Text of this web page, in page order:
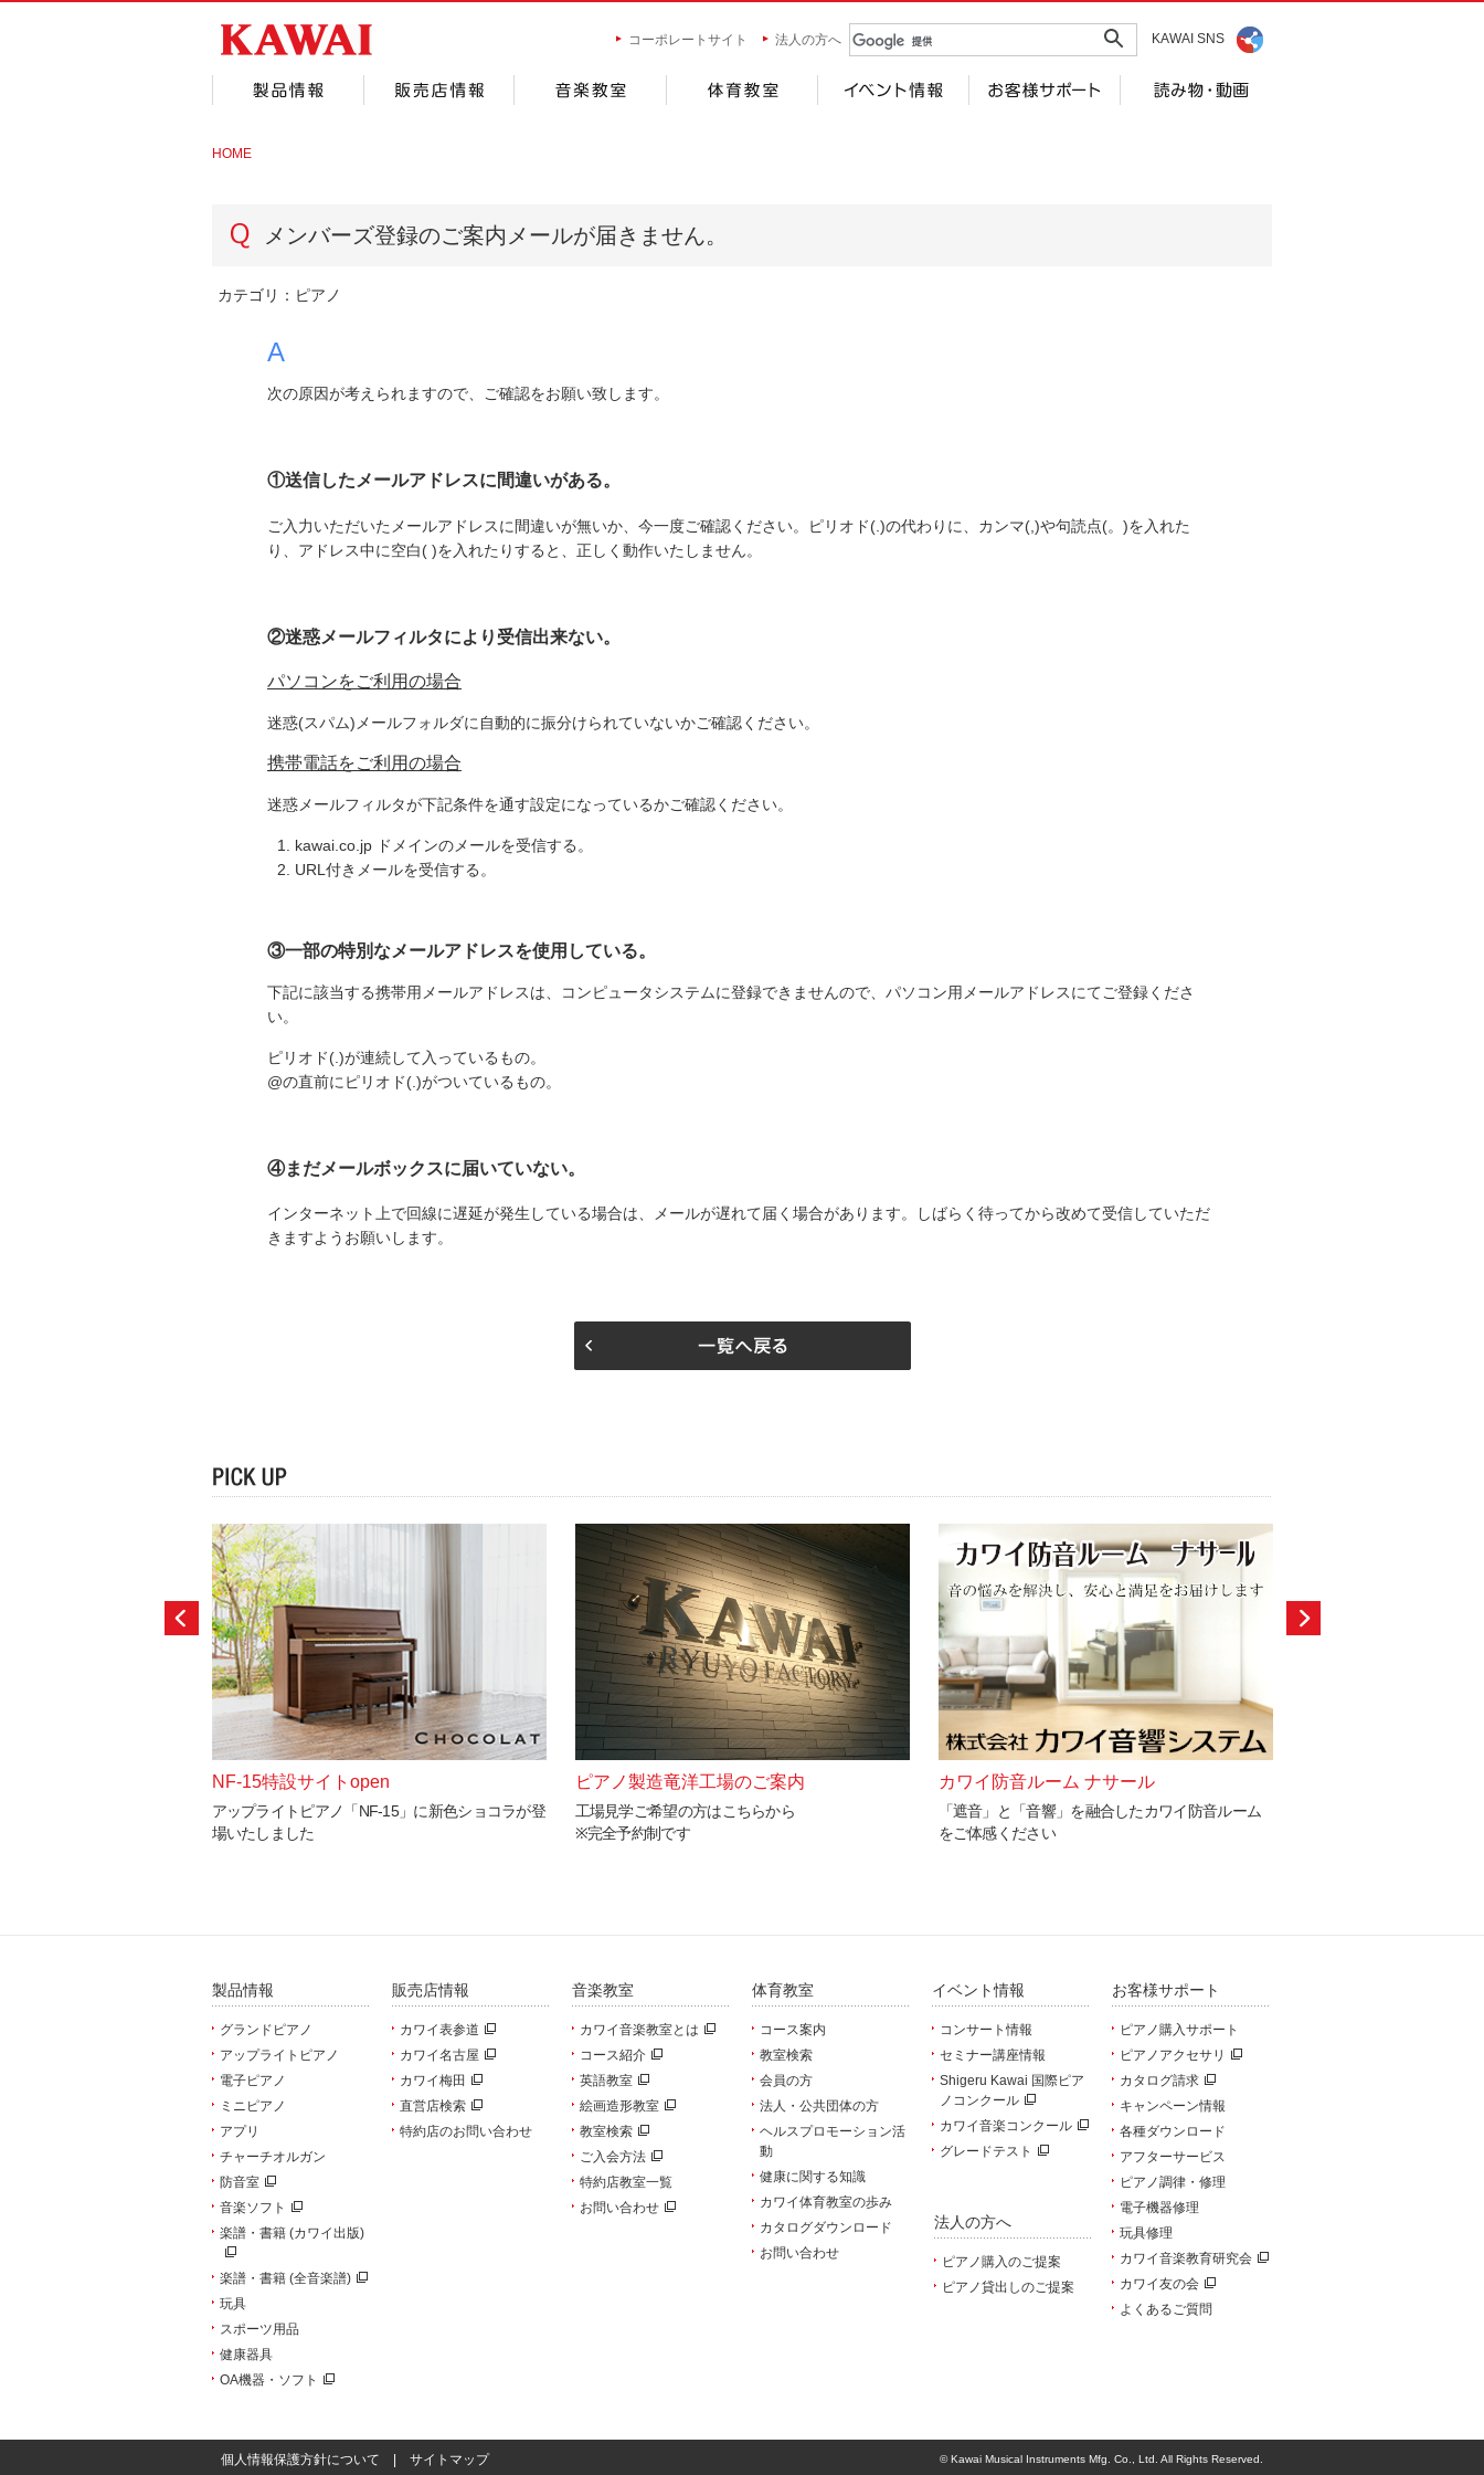
コーポレートサイト 法人の方へ KAWAI SNS
HOME
メンバーズ登録のご案内メールが届きません。
カテゴリ： ピアノ
A
次の原因が考えられますので、ご確認をお願い致します。
①送信したメールアドレスに間違いがある。
ご入力いただいたメールアドレスに間違いが無いか、今一度ご確認ください。ピリオド(.)の代わりに、カンマ(,)や句読点(。)を入れた
り、アドレス中に空白( )を入れたりすると、正しく動作いたしません。
②迷惑メールフィルタにより受信出来ない。
パソコンをご利用の場合
迷惑(スパム)メールフォルダに自動的に振分けられていないかご確認ください。
携帯電話をご利用の場合
迷惑メールフィルタが下記条件を通す設定になっているかご確認ください。
kawai.co.jp ドメインのメールを受信する。
URL付きメールを受信する。
③一部の特別なメールアドレスを使用している。
下記に該当する携帯用メールアドレスは、コンピュータシステムに登録できませんので、パソコン用メールアドレスにてご登録くださ
い。
ピリオド(.)が連続して入っているもの。
@の直前にピリオド(.)がついているもの。
④まだメールボックスに届いていない。
インターネット上で回線に遅延が発生している場合は、メールが遅れて届く場合があります。しばらく待ってから改めて受信していただ
きますようお願いします。
NF-15特設サイトopen
アップライトピアノ「NF-15」に新色ショコラが登
場いたしました
ピアノ製造竜洋工場のご案内
工場見学ご希望の方はこちらから
※完全予約制です
カワイ防音ルーム ナサール
「遮音」と「音響」を融合したカワイ防音ルーム
をご体感ください
製品情報
グランドピアノ
アップライトピアノ
電子ピアノ
ミニピアノ
アプリ
チャーチオルガン
防音室
音楽ソフト
楽譜・書籍 (カワイ出版)
楽譜・書籍 (全音楽譜)
玩具
スポーツ用品
健康器具
OA機器・ソフト
販売店情報
カワイ表参道
カワイ名古屋
カワイ梅田
直営店検索
特約店のお問い合わせ
音楽教室
カワイ音楽教室とは
コース紹介
英語教室
絵画造形教室
教室検索
ご入会方法
特約店教室一覧
お問い合わせ
体育教室
コース案内
教室検索
会員の方
法人・公共団体の方
ヘルスプロモーション活
動
健康に関する知識
カワイ体育教室の歩み
カタログダウンロード
お問い合わせ
イベント情報
コンサート情報
セミナー講座情報
Shigeru Kawai 国際ピア
ノコンクール
カワイ音楽コンクール
グレードテスト
法人の方へ
ピアノ購入のご提案
ピアノ貸出しのご提案
お客様サポート
ピアノ購入サポート
ピアノアクセサリ
カタログ請求
キャンペーン情報
各種ダウンロード
アフターサービス
ピアノ調律・修理
電子機器修理
玩具修理
カワイ音楽教育研究会
カワイ友の会
よくあるご質問
個人情報保護方針について サイトマップ © Kawai Musical Instruments Mfg. Co., Ltd. All Rights Reserved.